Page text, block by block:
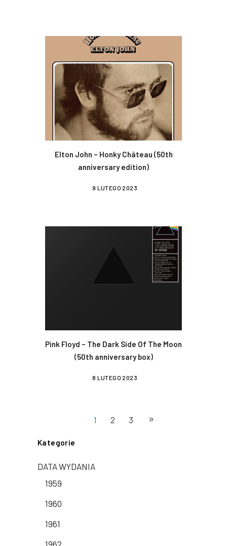
Elton John – Honky Château (50th
anniversary edition)
9 LUTEGO 2023
Pink Floyd – The Dark Side Of The Moon
(50th anniversary box)
8 LUTEGO 2023
1 2 3
Kategorie
DATA WYDANIA
1959
1960
1961
1962